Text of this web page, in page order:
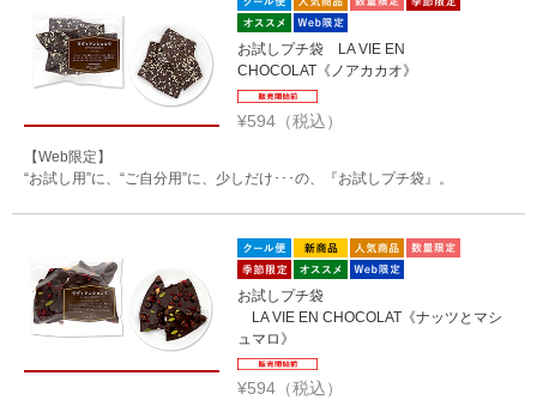
お試しプチ袋 LA VIE EN
CHOCOLAT《ノアカカオ》
¥594（税込）
【Web限定】
“お試し用”に、“ご自分用”に、少しだけ･･･の、『お試しプチ袋』。
お試しプチ袋
LA VIE EN CHOCOLAT《ナッツとマシ
ュマロ》
¥594（税込）